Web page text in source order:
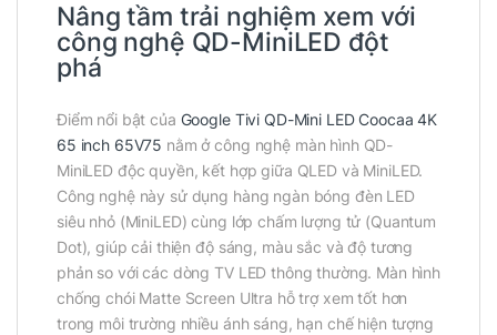
Nâng tầm trải nghiệm xem với
công nghệ QD-MiniLED đột
phá
Điểm nổi bật của Google Tivi QD-Mini LED Coocaa 4K
65 inch 65V75 nằm ở công nghệ màn hình QD-
MiniLED độc quyền, kết hợp giữa QLED và MiniLED.
Công nghệ này sử dụng hàng ngàn bóng đèn LED
siêu nhỏ (MiniLED) cùng lớp chấm lượng tử (Quantum
Dot), giúp cải thiện độ sáng, màu sắc và độ tương
phản so với các dòng TV LED thông thường. Màn hình
chống chói Matte Screen Ultra hỗ trợ xem tốt hơn
trong môi trường nhiều ánh sáng, hạn chế hiện tượng